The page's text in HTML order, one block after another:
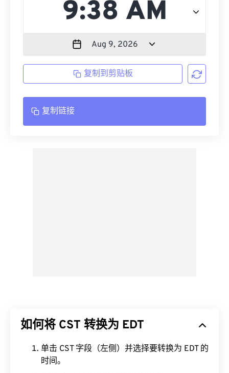
复制到剪贴板
复制链接
如何将 CST 转换为 EDT
单击 CST 字段（左侧）并选择要转换为 EDT 的
时间。